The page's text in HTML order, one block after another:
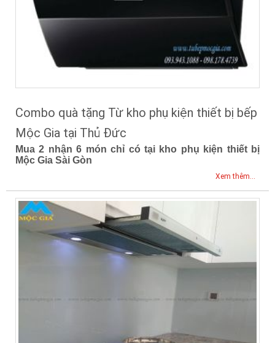
Combo quà tặng Từ kho phụ kiện thiết bị bếp
Mộc Gia tại Thủ Đức
Mua 2 nhận 6 món chỉ có tại kho phụ kiện thiết bị
Mộc Gia Sài Gòn
Xem thêm...